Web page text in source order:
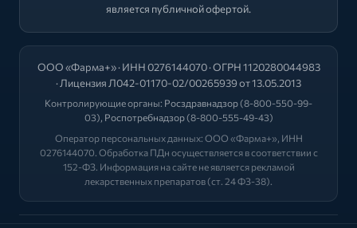
является публичной офертой.
ООО «Фарма+» · ИНН 0276144070 · ОГРН 1120280044983
· Лицензия Л042-01170-02/00265939 от 13.05.2013
Контролирующие органы: Росздравнадзор(8-800-550-99-
03), Роспотребнадзор(8-800-555-49-43)
Оператор персональных данных: ООО «Фарма+», ИНН
0276144070. Обработка ПДн осуществляется в соответствии с
152-ФЗ. Информация на сайте не является рекламой
лекарственных препаратов (ст. 24 ФЗ-38).